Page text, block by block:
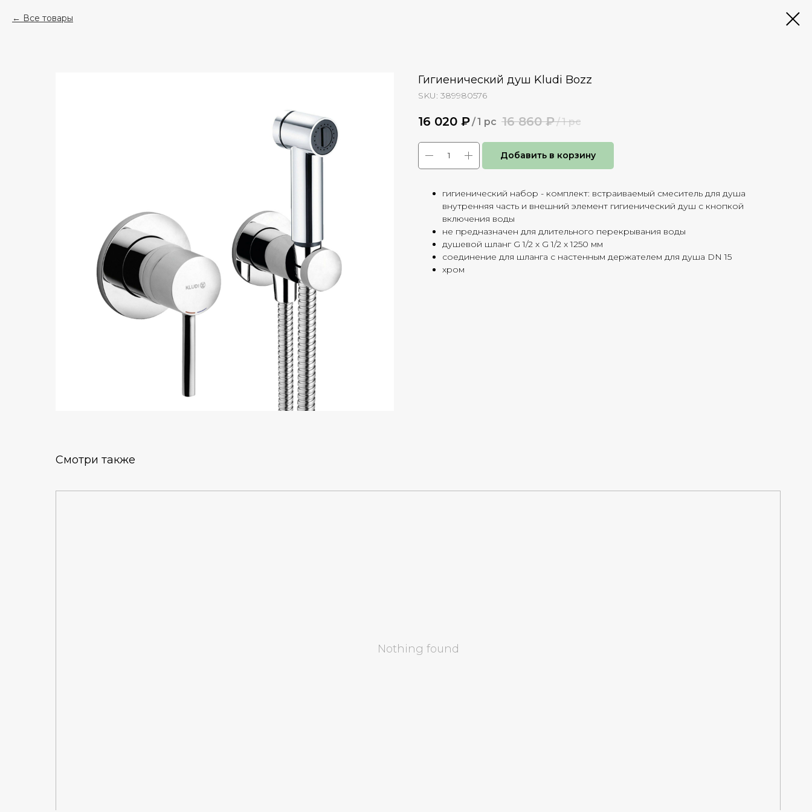
Все товары
Гигиенический душ Kludi Bozz
SKU: 389980576
16 020 ₽/1 pc 16 860 ₽/1 pc
Добавить в корзину
гигиенический набор - комплект: встраиваемый смеситель для душа
внутренняя часть и внешний элемент гигиенический душ с кнопкой
включения воды
не предназначен для длительного перекрывания воды
душевой шланг G 1/2 x G 1/2 x 1250 мм
соединение для шланга с настенным держателем для душа DN 15
хром
Смотри также
Nothing found